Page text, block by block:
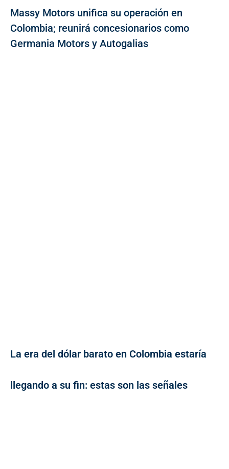
Massy Motors unifica su operación en
Colombia; reunirá concesionarios como
Germania Motors y Autogalias
La era del dólar barato en Colombia estaría
llegando a su fin: estas son las señales